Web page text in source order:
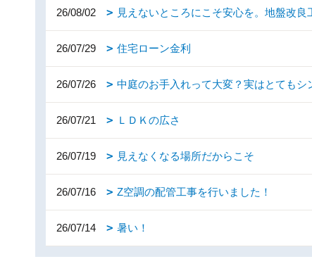
26/08/02 見えないところにこそ安心を。地盤改良
26/07/29 住宅ローン金利
26/07/26 中庭のお手入れって大変？実はとてもシ
26/07/21 ＬＤＫの広さ
26/07/19 見えなくなる場所だからこそ
26/07/16 Z空調の配管工事を行いました！
26/07/14 暑い！